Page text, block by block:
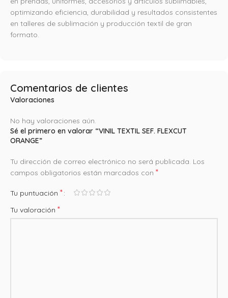
optimizando eficiencia, durabilidad y resultados consistentes
en talleres de sublimación y producción textil de gran
formato.
Comentarios de clientes
Valoraciones
No hay valoraciones aún.
Sé el primero en valorar “VINIL TEXTIL SEF. FLEXCUT
ORANGE”
Tu dirección de correo electrónico no será publicada. Los
campos obligatorios están marcados con *
Tu puntuación *
Tu valoración *